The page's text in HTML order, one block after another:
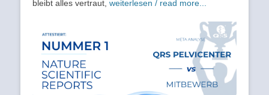
bleibt alles vertraut, weiterlesen / read more...